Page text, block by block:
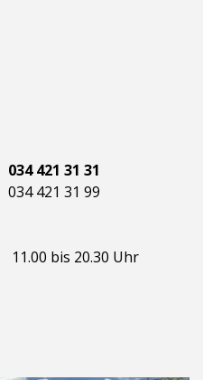
034 421 31 31
034 421 31 99
11.00 bis 20.30 Uhr